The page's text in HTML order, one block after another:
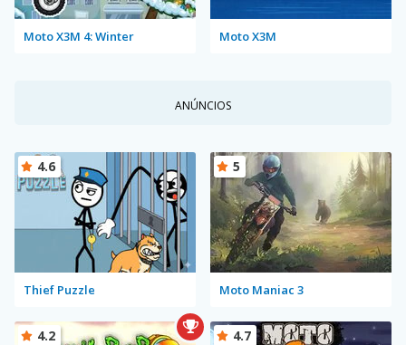
Moto X3M 4: Winter Moto X3M
ANÚNCIOS
Thief Puzzle
4.6
Moto Maniac 3
5
4.2 4.7